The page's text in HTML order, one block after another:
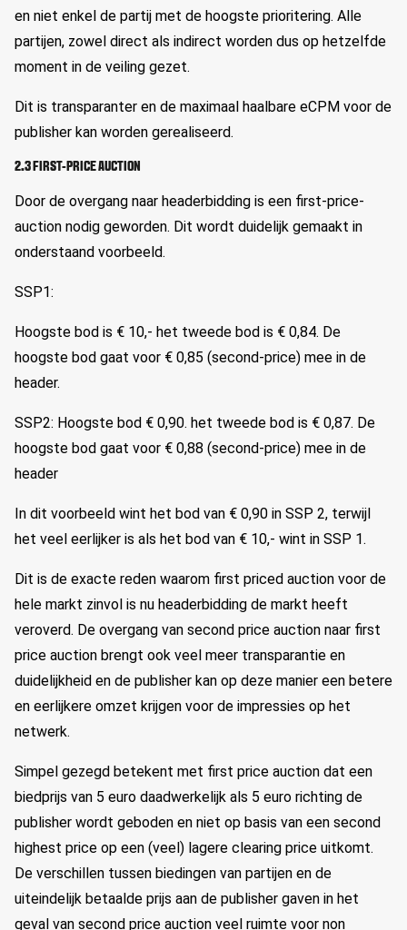
en niet enkel de partij met de hoogste prioritering. Alle
partijen, zowel direct als indirect worden dus op hetzelfde
moment in de veiling gezet.
Dit is transparanter en de maximaal haalbare eCPM voor de
publisher kan worden gerealiseerd.
2.3 FIRST-PRICE AUCTION
Door de overgang naar headerbidding is een first-price-
auction nodig geworden. Dit wordt duidelijk gemaakt in
onderstaand voorbeeld.
SSP1:
Hoogste bod is € 10,- het tweede bod is € 0,84. De
hoogste bod gaat voor € 0,85 (second-price) mee in de
header.
SSP2: Hoogste bod € 0,90. het tweede bod is € 0,87. De
hoogste bod gaat voor € 0,88 (second-price) mee in de
header
In dit voorbeeld wint het bod van € 0,90 in SSP 2, terwijl
het veel eerlijker is als het bod van € 10,- wint in SSP 1.
Dit is de exacte reden waarom first priced auction voor de
hele markt zinvol is nu headerbidding de markt heeft
veroverd. De overgang van second price auction naar first
price auction brengt ook veel meer transparantie en
duidelijkheid en de publisher kan op deze manier een betere
en eerlijkere omzet krijgen voor de impressies op het
netwerk.
Simpel gezegd betekent met first price auction dat een
biedprijs van 5 euro daadwerkelijk als 5 euro richting de
publisher wordt geboden en niet op basis van een second
highest price op een (veel) lagere clearing price uitkomt.
De verschillen tussen biedingen van partijen en de
uiteindelijk betaalde prijs aan de publisher gaven in het
geval van second price auction veel ruimte voor non